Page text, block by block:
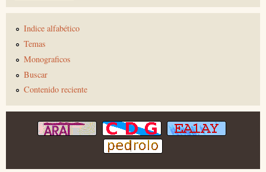
Indice alfabético
Temas
Monograficos
Buscar
Contenido reciente